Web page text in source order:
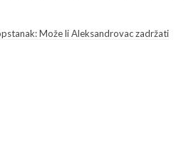
Može li Aleksandrovac zadržati